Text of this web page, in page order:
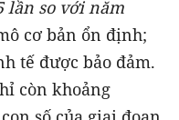
lần so với năm
cơ bản ổn định;
tế được bảo đảm.
còn khoảng